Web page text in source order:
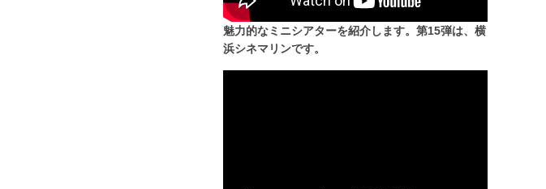
魅力的なミニシアターを紹介します。第15弾は、横
浜シネマリンです。